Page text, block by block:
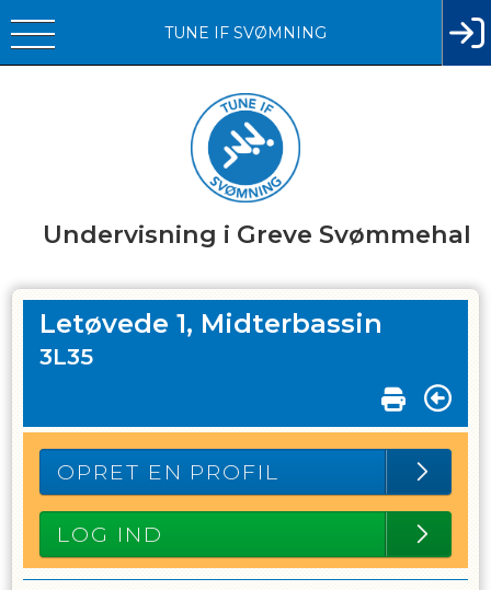
Undervisning i Greve Svømmehal
TUNE IF SVØMNING
Letøvede 1, Midterbassin
3L35
OPRET EN PROFIL
LOG IND